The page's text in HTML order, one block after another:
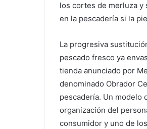
los cortes de merluza y
en la pescadería si la
La progresiva
pescado fresco ya
tienda anunciado por
denominado Obrador
pescadería. Un modelo
organización del
consumidor y uno de